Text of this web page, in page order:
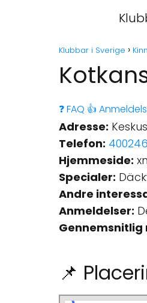
Klubbar i Sverige
❓ FAQ 👍
Adresse:
Telefon:
Hjemmeside:
Specialer:
Andre
Anmeldelser:
Gennemsnitlig
📌